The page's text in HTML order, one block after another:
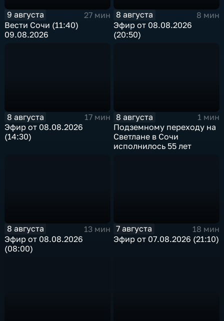
9 августа
27 мин
Вести Сочи (11:40)
09.08.2026
8 августа
8 мин
Эфир от 08.08.2026
(20:50)
8 августа
17 мин
Эфир от 08.08.2026
(14:30)
8 августа
1 мин
Подземному переходу на
Светлане в Сочи
исполнилось 55 лет
8 августа
13 мин
Эфир от 08.08.2026
(08:00)
7 августа
18 мин
Эфир от 07.08.2026 (21:10)